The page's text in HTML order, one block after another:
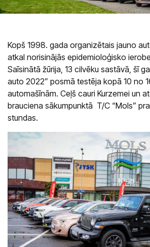
Kontakti
Saloni
Kārļa Ulmaņa gatvē 96
CUPRA Garage un XPENG
Krasta ielā 42
CUPRA, SEAT, MG un mazlietoti auto
Palīdzība uz ceļa
Kopš 1998. gada organizētais jauno
atkal norisinājās epidemioloģisko
Saīsinātā žūrija, 13 cilvēku sastāvā, šī
auto 2022” posmā testēja kopā 10 no
automašīnām. Ceļš cauri Kurzemei un
brauciena sākumpunktā T/C “Mols”
stundas.